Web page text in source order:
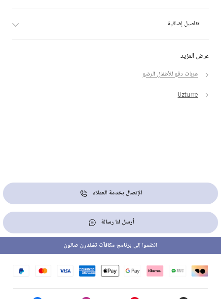
عرض المزيد
عربات دفع للأطفال الرضع
Uzturre
تفاصيل إضافية
الإتصال بخدمة العملاء
أرسل لنا رسالة
انضموا إلى برنامج مكافآت تشلدرن صالون